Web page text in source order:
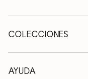
COLECCIONES
Mesas de madera
Mesas extensibles
AYUDA